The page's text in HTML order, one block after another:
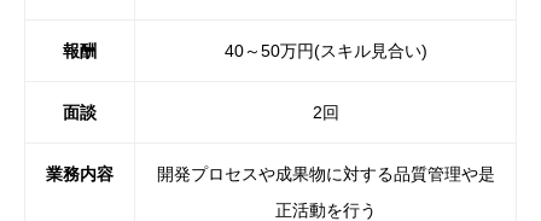
報酬 40～50万円(スキル見合い)
面談 2回
業務内容
開発プロセスや成果物に対する品質管理や是
正活動を行う